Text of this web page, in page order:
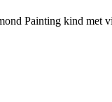
Painting kind met